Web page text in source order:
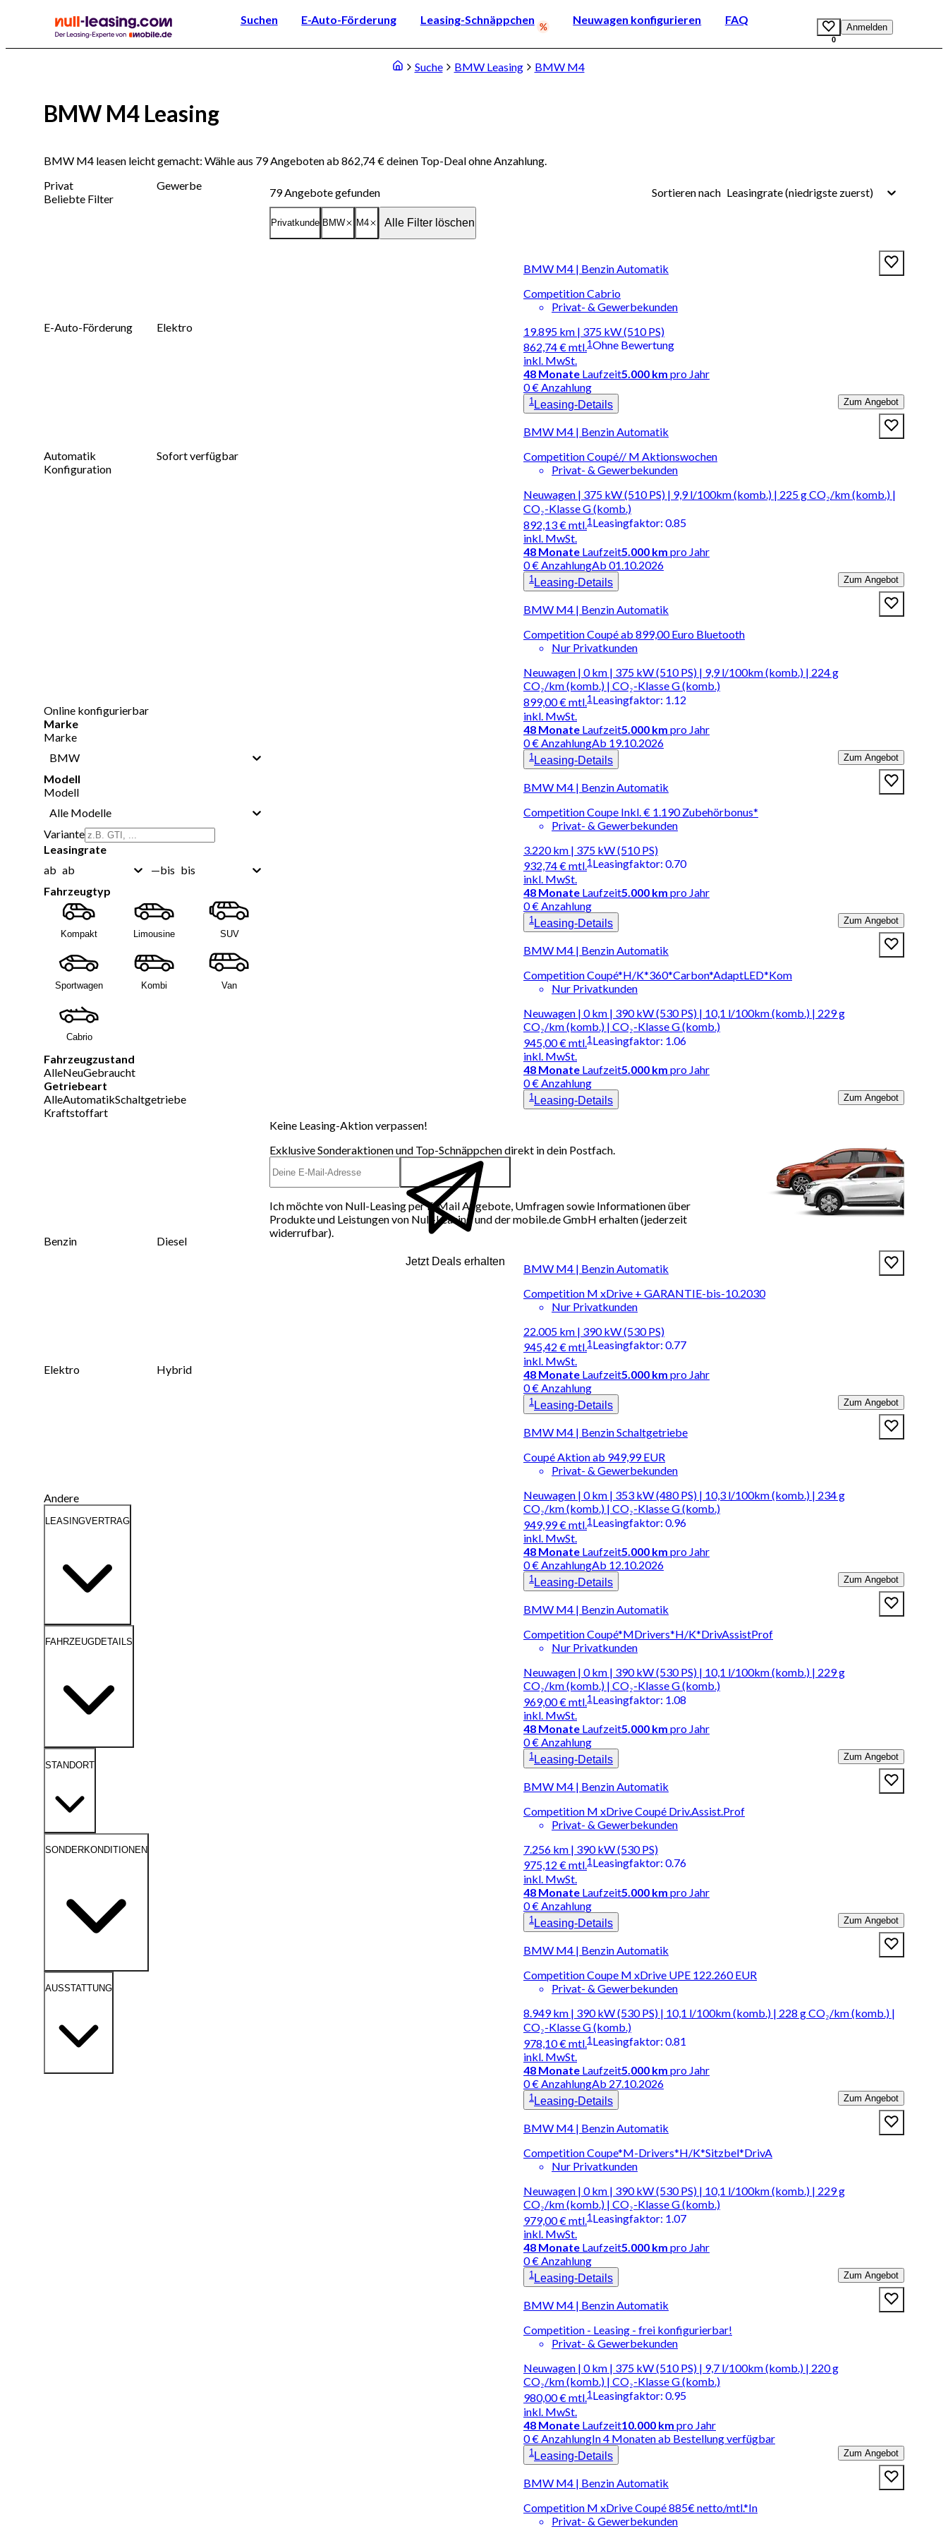
Suchen E-Auto-Förderung Leasing-Schnäppchen Neuwagen konfigurieren FAQ
0
Anmelden
Suche BMW Leasing BMW M4
BMW M4 Leasing
BMW M4 leasen leicht gemacht: Wähle aus 79 Angeboten ab 862,74 € deinen Top-Deal ohne Anzahlung.
Privat
Gewerbe
Beliebte Filter
E-Auto-Förderung Elektro
Automatik
Sofort verfügbar
Konfiguration
Online konfigurierbar
Marke
Marke
BMW
Modell
Modell
Alle Modelle
Variante
Leasingrate
ab ab —bis bis
Fahrzeugtyp
Kompakt Limousine SUV
Sportwagen Kombi Van
Cabrio
Fahrzeugzustand
AlleNeuGebraucht
Getriebeart
AlleAutomatikSchaltgetriebe
Kraftstoffart
Benzin Diesel
Elektro Hybrid
Andere
LEASINGVERTRAG
FAHRZEUGDETAILS
STANDORT
SONDERKONDITIONEN
AUSSTATTUNG
79Angebote gefunden Sortieren nach Leasingrate (niedrigste zuerst)
Privatkunde BMW M4 Alle Filter löschen
BMW M4 | Benzin Automatik
Competition Cabrio
Privat- & Gewerbekunden
19.895 km | 375 kW (510 PS)
862,74 €mtl.1
inkl. MwSt.
Ohne Bewertung
48 Monate Laufzeit5.000 km pro Jahr
0 € Anzahlung
1 Leasing-Details Zum Angebot
BMW M4 | Benzin Automatik
Competition Coupé// M Aktionswochen
Privat- & Gewerbekunden
Neuwagen | 375 kW (510 PS) | 9,9 l/100km (komb.) | 225 g CO₂/km (komb.) |
CO₂-Klasse G (komb.)
892,13 €mtl.1
inkl. MwSt.
Leasingfaktor: 0.85
48 Monate Laufzeit5.000 km pro Jahr
0 € AnzahlungAb 01.10.2026
1 Leasing-Details Zum Angebot
BMW M4 | Benzin Automatik
Competition Coupé ab 899,00 Euro Bluetooth
Nur Privatkunden
Neuwagen | 0 km | 375 kW (510 PS) | 9,9 l/100km (komb.) | 224 g
CO₂/km (komb.) | CO₂-Klasse G (komb.)
899,00 €mtl.1
inkl. MwSt.
Leasingfaktor: 1.12
48 Monate Laufzeit5.000 km pro Jahr
0 € AnzahlungAb 19.10.2026
1 Leasing-Details Zum Angebot
BMW M4 | Benzin Automatik
Competition Coupe Inkl. € 1.190 Zubehörbonus*
Privat- & Gewerbekunden
3.220 km | 375 kW (510 PS)
932,74 €mtl.1
inkl. MwSt.
Leasingfaktor: 0.70
48 Monate Laufzeit5.000 km pro Jahr
0 € Anzahlung
1 Leasing-Details Zum Angebot
BMW M4 | Benzin Automatik
Competition Coupé*H/K*360*Carbon*AdaptLED*Kom
Nur Privatkunden
Neuwagen | 0 km | 390 kW (530 PS) | 10,1 l/100km (komb.) | 229 g
CO₂/km (komb.) | CO₂-Klasse G (komb.)
945,00 €mtl.1
inkl. MwSt.
Leasingfaktor: 1.06
48 Monate Laufzeit5.000 km pro Jahr
0 € Anzahlung
1 Leasing-Details Zum Angebot
Keine Leasing-Aktion verpassen!
Exklusive Sonderaktionen und Top-Schnäppchen direkt in dein Postfach.
Jetzt Deals erhalten
Ich möchte von Null-Leasing per E-Mail Angebote, Umfragen sowie Informationen über
Produkte und Leistungen von Null-Leasing und der mobile.de GmbH erhalten (jederzeit
widerrufbar).
BMW M4 | Benzin Automatik
Competition M xDrive + GARANTIE-bis-10.2030
Nur Privatkunden
22.005 km | 390 kW (530 PS)
945,42 €mtl.1
inkl. MwSt.
Leasingfaktor: 0.77
48 Monate Laufzeit5.000 km pro Jahr
0 € Anzahlung
1 Leasing-Details Zum Angebot
BMW M4 | Benzin Schaltgetriebe
Coupé Aktion ab 949,99 EUR
Privat- & Gewerbekunden
Neuwagen | 0 km | 353 kW (480 PS) | 10,3 l/100km (komb.) | 234 g
CO₂/km (komb.) | CO₂-Klasse G (komb.)
949,99 €mtl.1
inkl. MwSt.
Leasingfaktor: 0.96
48 Monate Laufzeit5.000 km pro Jahr
0 € AnzahlungAb 12.10.2026
1 Leasing-Details Zum Angebot
BMW M4 | Benzin Automatik
Competition Coupé*MDrivers*H/K*DrivAssistProf
Nur Privatkunden
Neuwagen | 0 km | 390 kW (530 PS) | 10,1 l/100km (komb.) | 229 g
CO₂/km (komb.) | CO₂-Klasse G (komb.)
969,00 €mtl.1
inkl. MwSt.
Leasingfaktor: 1.08
48 Monate Laufzeit5.000 km pro Jahr
0 € Anzahlung
1Leasing-Details Zum Angebot
BMW M4 | Benzin Automatik
Competition M xDrive Coupé Driv.Assist.Prof
Privat- & Gewerbekunden
7.256 km | 390 kW (530 PS)
975,12 €mtl.1
inkl. MwSt.
Leasingfaktor: 0.76
48 Monate Laufzeit5.000 km pro Jahr
0 € Anzahlung
1 Leasing-Details Zum Angebot
BMW M4 | Benzin Automatik
Competition Coupe M xDrive UPE 122.260 EUR
Privat- & Gewerbekunden
8.949 km | 390 kW (530 PS) | 10,1 l/100km (komb.) | 228 g CO₂/km (komb.) |
CO₂-Klasse G (komb.)
978,10 €mtl.1
inkl. MwSt.
Leasingfaktor: 0.81
48 Monate Laufzeit5.000 km pro Jahr
0 € AnzahlungAb 27.10.2026
1 Leasing-Details Zum Angebot
BMW M4 | Benzin Automatik
Competition Coupe*M-Drivers*H/K*Sitzbel*DrivA
Nur Privatkunden
Neuwagen | 0 km | 390 kW (530 PS) | 10,1 l/100km (komb.) | 229 g
CO₂/km (komb.) | CO₂-Klasse G (komb.)
979,00 €mtl.1
inkl. MwSt.
Leasingfaktor: 1.07
48 Monate Laufzeit5.000 km pro Jahr
0 € Anzahlung
1Leasing-Details Zum Angebot
BMW M4 | Benzin Automatik
Competition - Leasing - frei konfigurierbar!
Privat- & Gewerbekunden
Neuwagen | 0 km | 375 kW (510 PS) | 9,7 l/100km (komb.) | 220 g
CO₂/km (komb.) | CO₂-Klasse G (komb.)
980,00 €mtl.1
inkl. MwSt.
Leasingfaktor: 0.95
48 Monate Laufzeit10.000 km pro Jahr
0 € AnzahlungIn 4 Monaten ab Bestellung verfügbar
1 Leasing-Details Zum Angebot
BMW M4 | Benzin Automatik
Competition M xDrive Coupé 885€ netto/mtl.*In
Privat- & Gewerbekunden